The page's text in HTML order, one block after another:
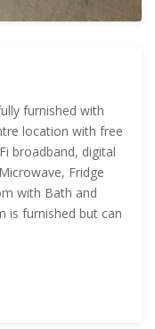
furnished with
location with free
broadband, digital
Fridge
with Bath and
is furnished but can